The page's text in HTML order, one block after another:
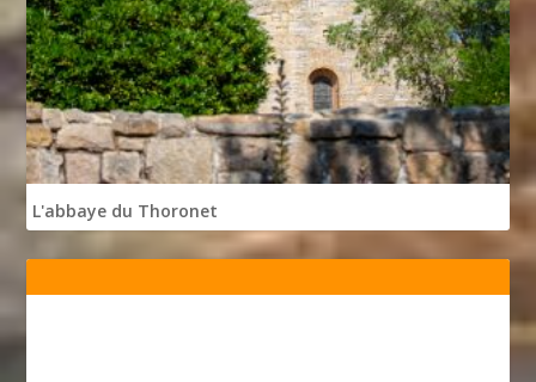
L'abbaye du Thoronet